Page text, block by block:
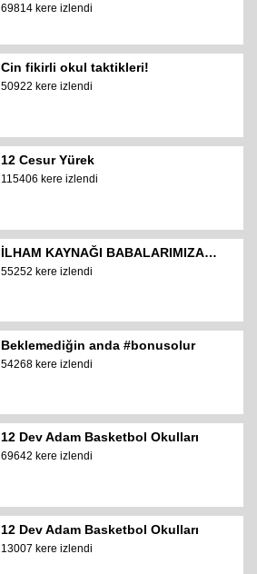
69814 kere izlendi
Cin fikirli okul taktikleri!
50922 kere izlendi
12 Cesur Yürek
115406 kere izlendi
İLHAM KAYNAĞI BABALARIMIZA…
55252 kere izlendi
Beklemediğin anda #bonusolur
54268 kere izlendi
12 Dev Adam Basketbol Okulları
69642 kere izlendi
12 Dev Adam Basketbol Okulları
13007 kere izlendi